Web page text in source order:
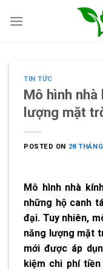
TIN TỨC
Mô hình
lượng mặt
POSTED ON 28
Mô hình nhà
những hộ canh
đại. Tuy nhiên,
năng lượng mặt
mới được áp
kiệm chi phí